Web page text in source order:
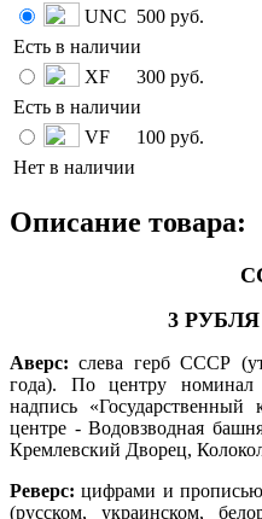
UNC 500 руб.
Есть в наличии
XF
300 руб.
Есть в наличии
VF
100 руб.
Нет в наличии
Описание товара:
3 РУБЛЯ
Аверс: слева герб СССР
года). По центру
надпись
центре - Водовзводная
Кремлевский Дворец,
Реверс: цифрами и
(русском, украинском,